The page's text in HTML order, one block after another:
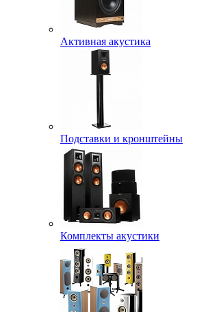
Активная акустика
Подставки и кронштейны
Комплекты акустики